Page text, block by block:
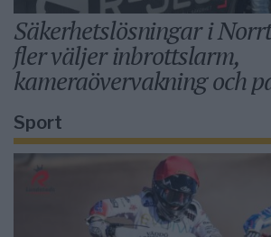
Säkerhetslösningar i
fler väljer inbrottslarm,
kameraövervakning och
Sport